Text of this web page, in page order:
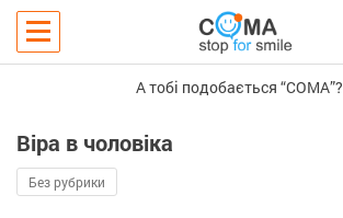
А тобі подобається “COMA”?
Віра в чоловіка
Без рубрики